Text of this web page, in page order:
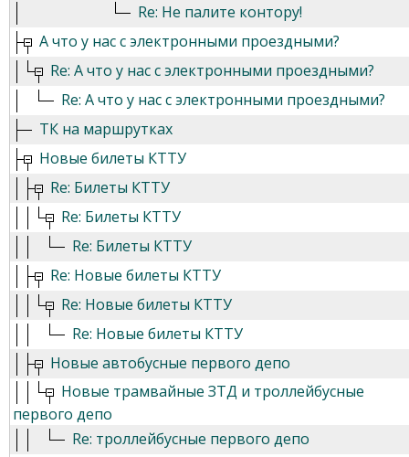
Re: Не палите контору!
А что у нас с электронными проездными?
Re: А что у нас с электронными проездными?
Re: А что у нас с электронными проездными?
ТК на маршрутках
Новые билеты КТТУ
Re: Билеты КТТУ
Re: Билеты КТТУ
Re: Билеты КТТУ
Re: Новые билеты КТТУ
Re: Новые билеты КТТУ
Re: Новые билеты КТТУ
Новые автобусные первого депо
Новые трамвайные ЗТД и троллейбусные
первого депо
Re: троллейбусные первого депо